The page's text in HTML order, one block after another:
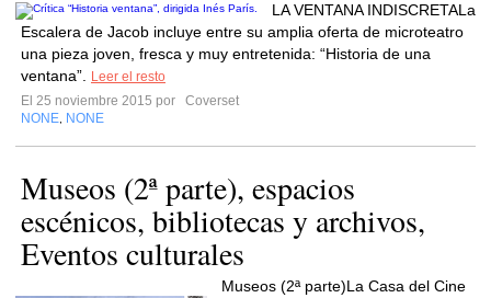
LA VENTANA INDISCRETALa
Escalera de Jacob incluye entre su amplia oferta de microteatro
una pieza joven, fresca y muy entretenida: “Historia de una
ventana”.
Leer el resto
El 25 noviembre 2015 por
Coverset
NONE NONE
Museos (2ª parte), espacios
escénicos, bibliotecas y archivos,
Eventos culturales
Museos (2ª parte)La Casa del Cine